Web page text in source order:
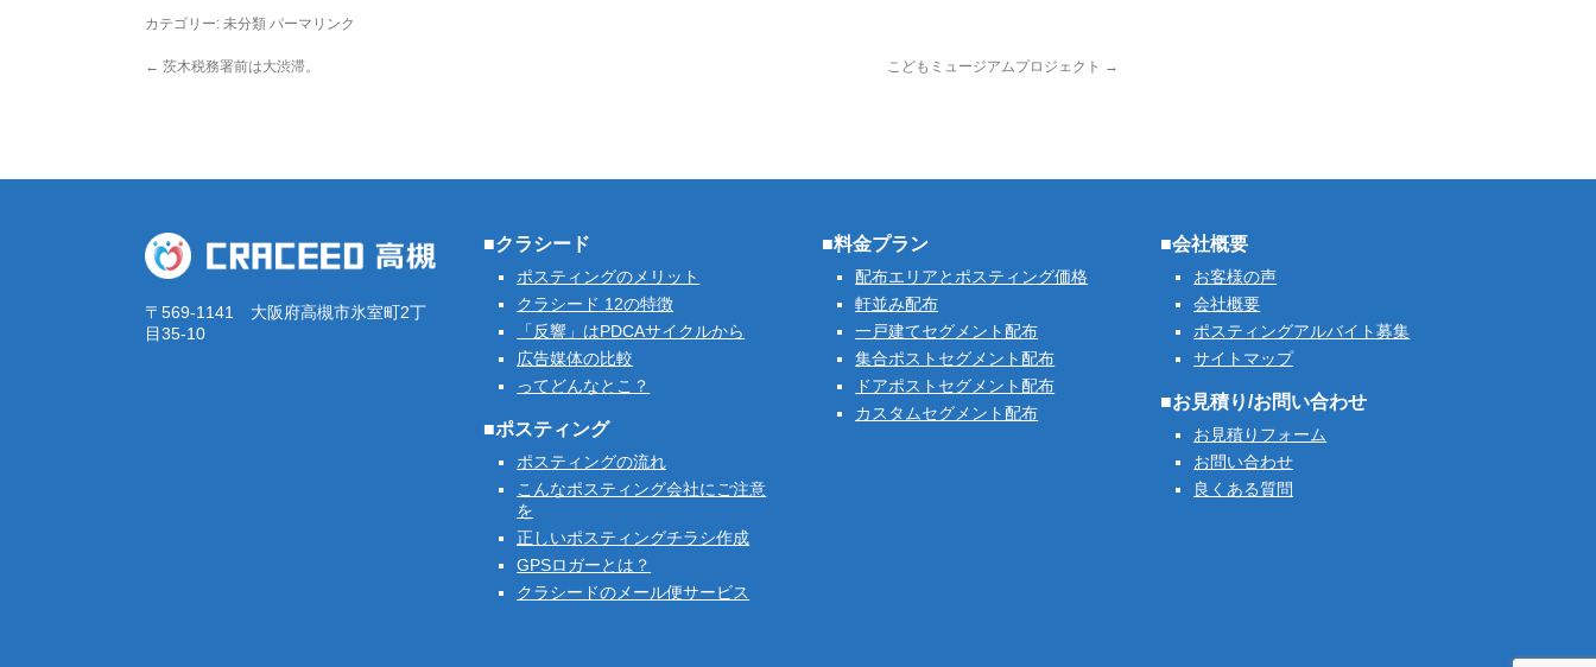
カテゴリー: 未分類 パーマリンク
← 茨木税務署前は大渋滞。 こどもミュージアムプロジェクト →
〒569-1141 大阪府高槻市氷室町2丁
目35-10
■クラシード
ポスティングのメリット
クラシード 12の特徴
「反響」はPDCAサイクルから
広告媒体の比較
ってどんなとこ？
■ポスティング
ポスティングの流れ
こんなポスティング会社にご注意
を
正しいポスティングチラシ作成
GPSロガーとは？
クラシードのメール便サービス
■料金プラン
配布エリアとポスティング価格
軒並み配布
一戸建てセグメント配布
集合ポストセグメント配布
ドアポストセグメント配布
カスタムセグメント配布
■会社概要
お客様の声
会社概要
ポスティングアルバイト募集
サイトマップ
■お見積り/お問い合わせ
お見積りフォーム
お問い合わせ
良くある質問